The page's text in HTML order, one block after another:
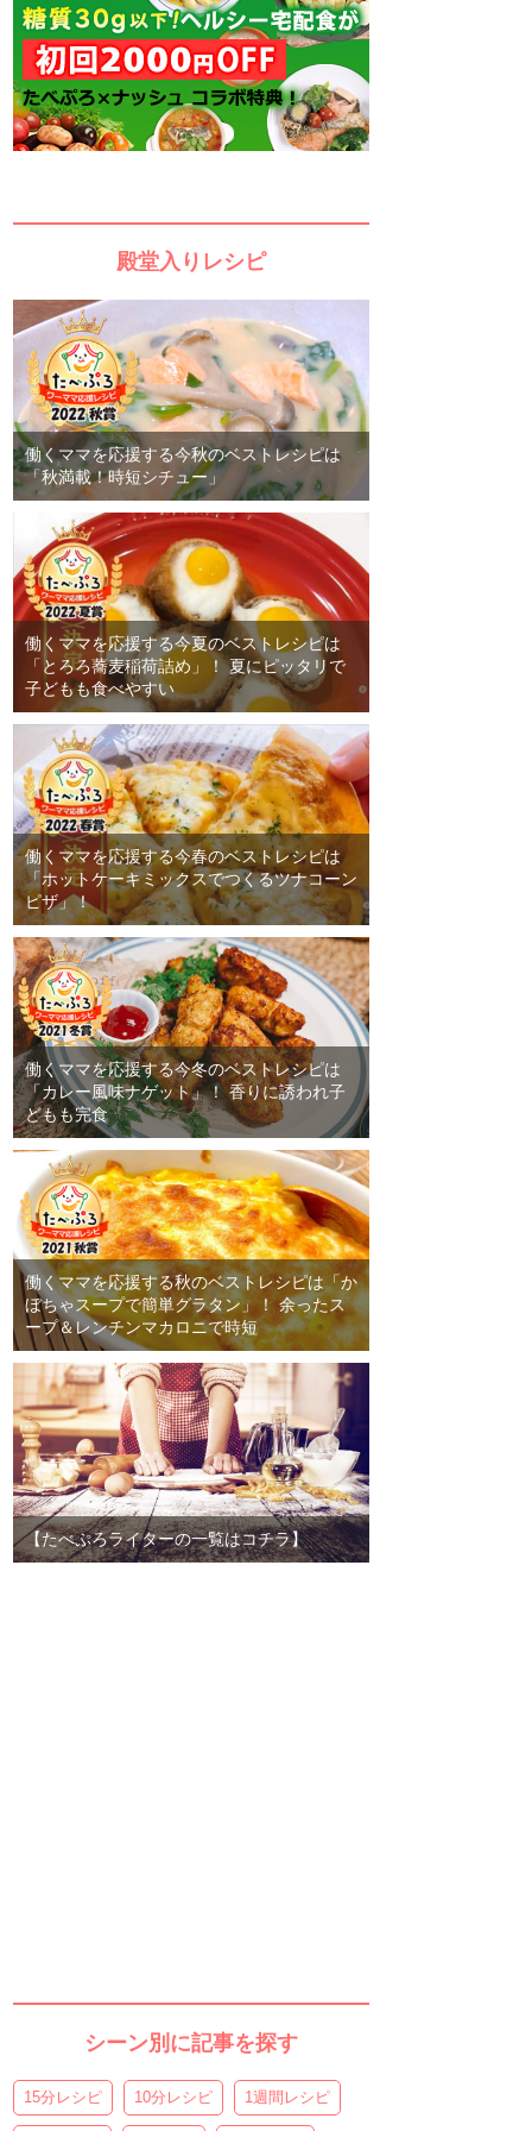
殿堂入りレシピ
働くママを応援する今秋のベストレシピは
「秋満載！時短シチュー」
働くママを応援する今夏のベストレシピは
「とろろ蕎麦稲荷詰め」！ 夏にピッタリで
子どもも食べやすい
働くママを応援する今春のベストレシピは
「ホットケーキミックスでつくるツナコーン
ピザ」！
働くママを応援する今冬のベストレシピは
「カレー風味ナゲット」！ 香りに誘われ子
どもも完食
働くママを応援する秋のベストレシピは「か
ぼちゃスープで簡単グラタン」！ 余ったス
ープ＆レンチンマカロニで時短
【たべぷろライターの一覧はコチラ】
シーン別に記事を探す
15分レシピ 10分レシピ 1週間レシピ